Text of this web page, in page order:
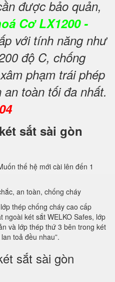
được bảo quản,
Cơ LX1200 -
với tính năng như
độ C, chống
phạm trái phép
toàn tối đa nhất.
sắt sài gòn
thế hệ mới cài lên đến 1
an toàn, chống cháy
thép chống cháy cao cấp
két sắt WELKO Safes, lớp
và lớp thép thứ 3 bên trong két
toả đều nhau”.
sắt sài gòn